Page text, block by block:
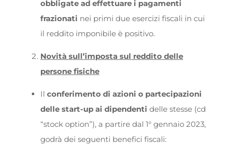
obbligate ad effettuare i pagamenti
frazionati nei primi due esercizi fiscali in cui
il reddito imponibile è positivo.
Novità sull’imposta sul reddito delle
persone fisiche
Il conferimento di azioni o partecipazioni
delle start-up ai dipendenti delle stesse (cd
“stock option”), a partire dal 1° gennaio 2023,
godrà dei seguenti benefici fiscali: